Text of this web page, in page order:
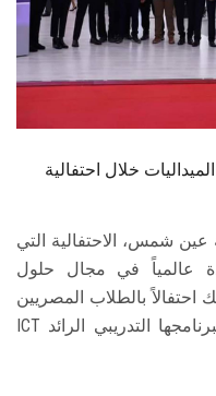
الخريجين
الزائـرون
خلال احتفالية
شمس، الاحتفالية التي
عالمياً في مجال حلول
احتفالاً بالطلاب المصريين
الفائزين بمسابقة Huawei العالمية لبرنامجها التدريبي الرائد ICT